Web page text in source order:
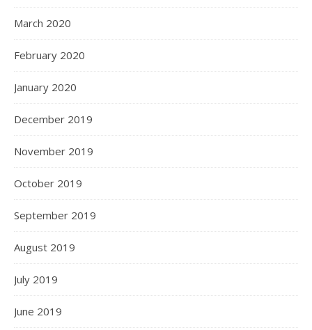
March 2020
February 2020
January 2020
December 2019
November 2019
October 2019
September 2019
August 2019
July 2019
June 2019